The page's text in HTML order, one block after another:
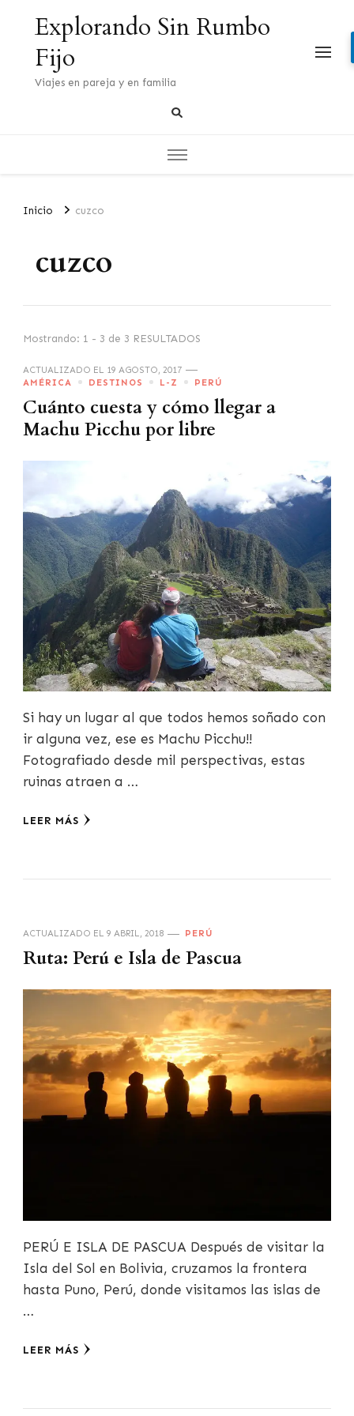
Explorando Sin Rumbo
Fijo
Viajes en pareja y en familia
Inicio cuzco
cuzco
Mostrando: 1 - 3 de 3 RESULTADOS
ACTUALIZADO EL 19 AGOSTO, 2017
AMÉRICA
DESTINOS L-Z PERÚ
Cuánto cuesta y cómo llegar a
Machu Picchu por libre
Si hay un lugar al que todos hemos soñado con
ir alguna vez, ese es Machu Picchu!!
Fotografiado desde mil perspectivas, estas
ruinas atraen a …
LEER MÁS
ACTUALIZADO EL 9 ABRIL, 2018 PERÚ
Ruta: Perú e Isla de Pascua
PERÚ E ISLA DE PASCUA Después de visitar la
Isla del Sol en Bolivia, cruzamos la frontera
hasta Puno, Perú, donde visitamos las islas de
…
LEER MÁS